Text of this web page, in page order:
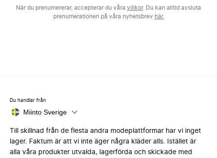
När du prenumererar, accepterar du våra villkor. Du kan alltid avsluta
prenumerationen på våra nyhetsbrev här.
Du handlar från
Miinto Sverige
Till skillnad från de flesta andra modeplattformar har vi inget
lager. Faktum är att vi inte äger några kläder alls. Istället är
alla våra produkter utvalda, lagerförda och skickade med